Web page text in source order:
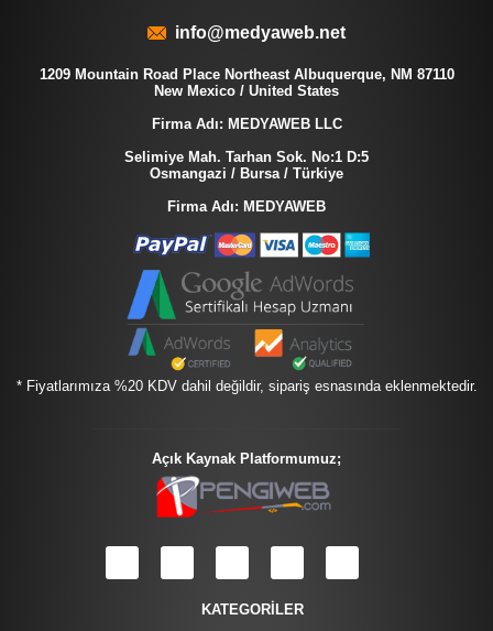
info@medyaweb.net
1209 Mountain Road Place Northeast Albuquerque, NM 87110
New Mexico / United States
Firma Adı: MEDYAWEB LLC
Selimiye Mah. Tarhan Sok. No:1 D:5
Osmangazi / Bursa / Türkiye
Firma Adı: MEDYAWEB
* Fiyatlarımıza %20 KDV dahil değildir, sipariş esnasında eklenmektedir.
Açık Kaynak Platformumuz;
KATEGORİLER